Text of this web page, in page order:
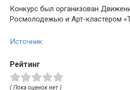
Конкурс был организован
Росмолодежью и Арт-кластером
Источник
Рейтинг
( Пока оценок нет )